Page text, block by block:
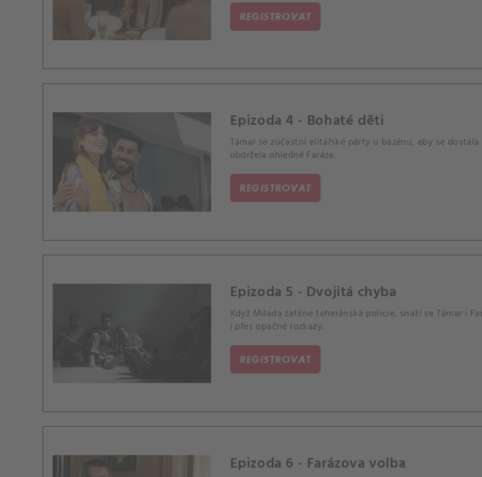
REGISTROVAT
Epizoda 4 - Bohaté děti
Támar se zúčastní elitářské párty u bazénu, aby se
obdržela ohledně Faráze.
REGISTROVAT
Epizoda 5 - Dvojitá chyba
Když Milada zatkne teheránská policie, snaží se Támar i
i přes opačné rozkazy.
REGISTROVAT
Epizoda 6 - Farázova volba